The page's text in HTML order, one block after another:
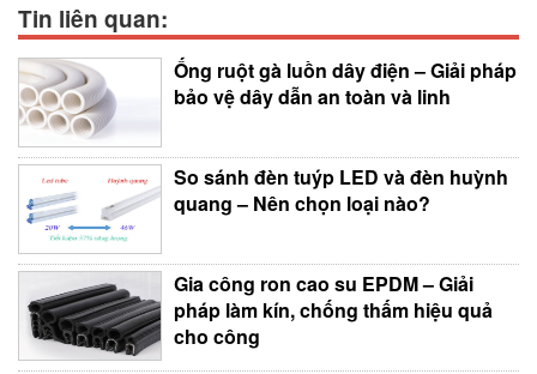
Tin liên quan:
Ống ruột gà luồn dây điện – Giải pháp
bảo vệ dây dẫn an toàn và linh
So sánh đèn tuýp LED và đèn huỳnh
quang – Nên chọn loại nào?
Gia công ron cao su EPDM – Giải
pháp làm kín, chống thấm hiệu quả
cho công